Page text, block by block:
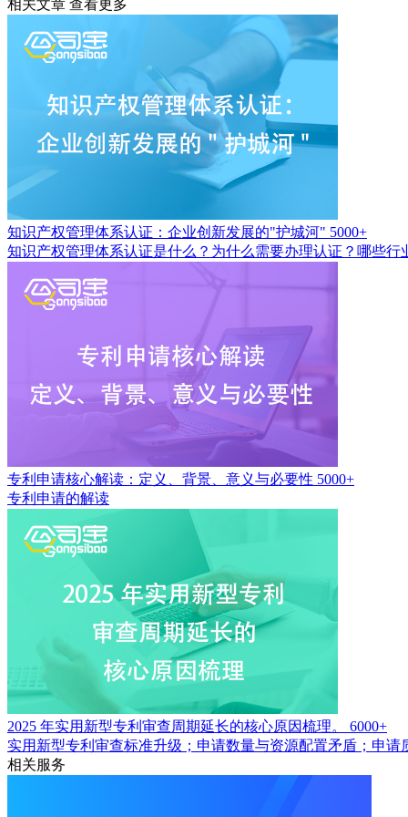
相关文章 查看更多
知识产权管理体系认证：企业创新发展的"护城河" 5000+
知识产权管理体系认证是什么？为什么需要办理认证？哪些行
专利申请核心解读：定义、背景、意义与必要性 5000+
专利申请的解读
2025 年实用新型专利审查周期延长的核心原因梳理。
6000+
实用新型专利审查标准升级；申请数量与资源配置矛盾；申请
相关服务